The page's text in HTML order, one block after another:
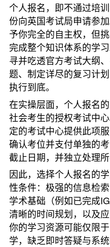
个人报名，即不通过培
份向英国考试局申请参
予你完全的自主权，但
完成整个知识体系的学
寻并吃透官方考试大纲
题、制定详尽的复习计
执行到底。
在实操层面，个人报名
社会考生的授权考试中
定的考试中心提供此项
确认考位并支付单独的
截止日期，并独立处理
因此，选择个人报名的
性条件：极强的信息检
学术基础（例如已完成
清晰的时间规划，以及
你的学习资源可能仅限
学，缺乏即时答疑与系统